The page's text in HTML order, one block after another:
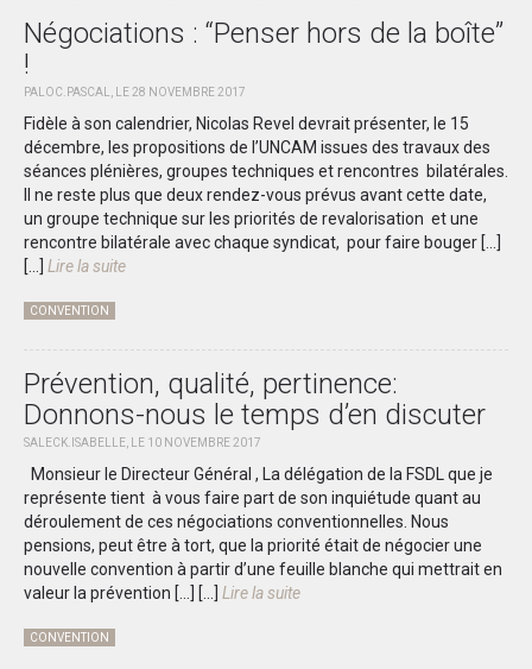
Négociations : “Penser hors de la boîte”
!
PALOC.PASCAL, LE 28 NOVEMBRE 2017
Fidèle à son calendrier, Nicolas Revel devrait présenter, le 15
décembre, les propositions de l’UNCAM issues des travaux des
séances plénières, groupes techniques et rencontres bilatérales.
Il ne reste plus que deux rendez-vous prévus avant cette date,
un groupe technique sur les priorités de revalorisation et une
rencontre bilatérale avec chaque syndicat, pour faire bouger […]
[...] Lire la suite
CONVENTION
Prévention, qualité, pertinence:
Donnons-nous le temps d’en discuter
SALECK.ISABELLE, LE 10 NOVEMBRE 2017
Monsieur le Directeur Général , La délégation de la FSDL que je
représente tient à vous faire part de son inquiétude quant au
déroulement de ces négociations conventionnelles. Nous
pensions, peut être à tort, que la priorité était de négocier une
nouvelle convention à partir d’une feuille blanche qui mettrait en
valeur la prévention […]
[...] Lire la suite
CONVENTION